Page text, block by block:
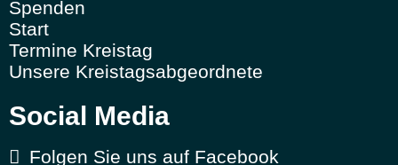
Spenden
Start
Termine Kreistag
Unsere Kreistagsabgeordnete
Social Media
Folgen Sie uns auf Facebook